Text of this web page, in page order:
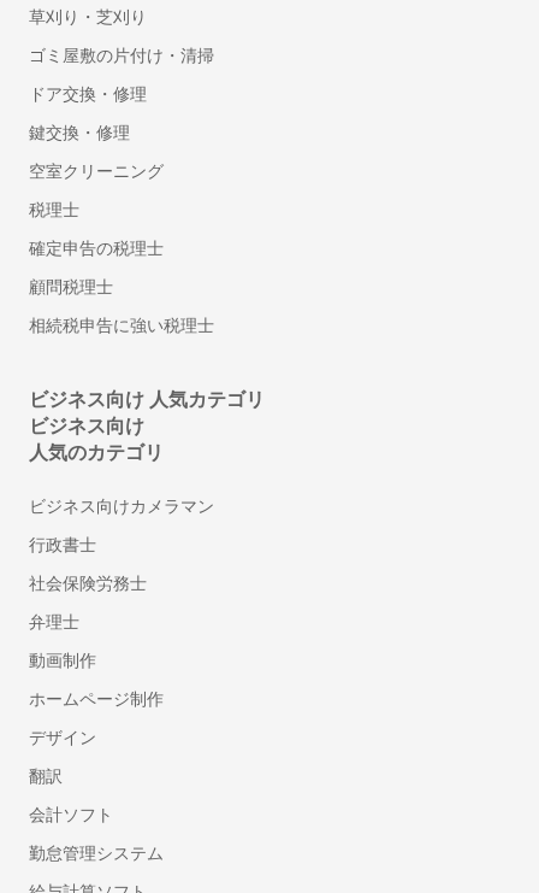
車庫証明に強い行政書士
遺産相続手続き代行に強い行政書士
遺言書作成に強い行政書士
建設業許可の申請に強い行政書士
ビザ申請代行・入管業務代行に強い行政書士
内容証明・債権債務問題に強い行政書士
古物商許可申請代行の行政書士
永住許可申請の行政書士
相続人調査・戸籍収集代行の行政書士
相続財産の調査代行の行政書士
遺産分割協議書作成代行の行政書士
自動車登録に強い行政書士
ドローン飛行許可申請代行の行政書士
デザイン
チラシデザイン・フライヤー作成
ロゴ作成
看板・のぼり作成
翻訳
英語・英文の翻訳
リフォーム
インテリアコーディネーター
草刈り・芝刈り
ゴミ屋敷の片付け・清掃
ドア交換・修理
鍵交換・修理
空室クリーニング
税理士
確定申告の税理士
顧問税理士
相続税申告に強い税理士
ビジネス向け 人気カテゴリ
ビジネス向け
人気のカテゴリ
ビジネス向けカメラマン
行政書士
社会保険労務士
弁理士
動画制作
ホームページ制作
デザイン
翻訳
会計ソフト
勤怠管理システム